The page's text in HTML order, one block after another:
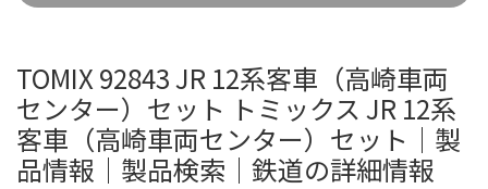
TOMIX 92843 JR 12系客車（高崎車両
センター）セット トミックス JR 12系
客車（高崎車両センター）セット｜製
品情報｜製品検索｜鉄道の詳細情報